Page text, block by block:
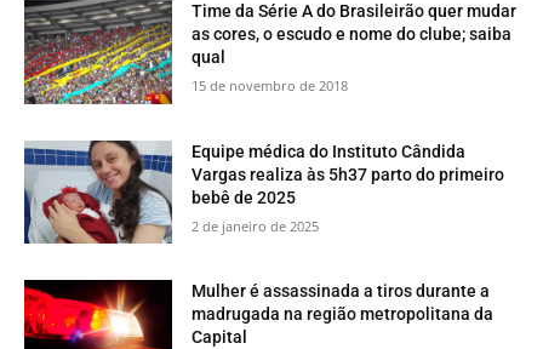
Time da Série A do Brasileirão quer mudar
as cores, o escudo e nome do clube; saiba
qual
15 de novembro de 2018
Equipe médica do Instituto Cândida
Vargas realiza às 5h37 parto do primeiro
bebê de 2025
2 de janeiro de 2025
Mulher é assassinada a tiros durante a
madrugada na região metropolitana da
Capital